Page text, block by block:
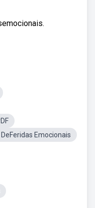
DeFeridas Emocionais